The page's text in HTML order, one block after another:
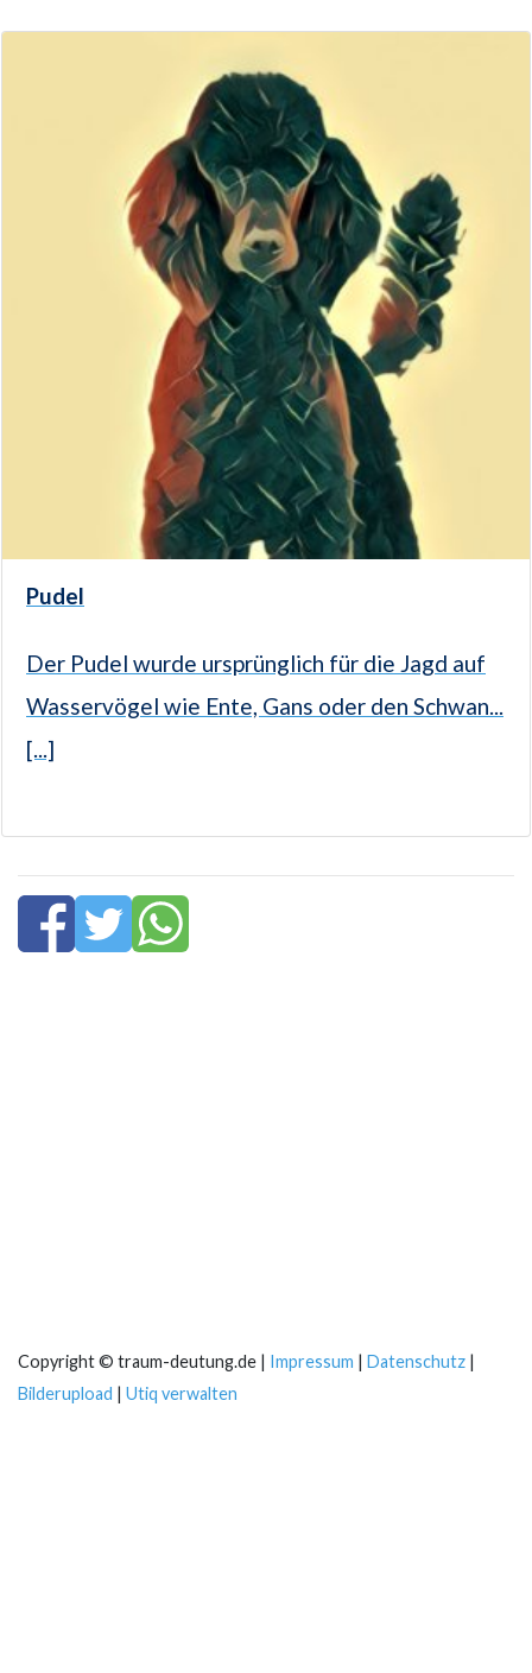
Pudel
Der Pudel wurde ursprünglich für die Jagd auf
Wasservögel wie Ente, Gans oder den Schwan...
[...]
Copyright © traum-deutung.de | Impressum | Datenschutz |
Bilderupload | Utiq verwalten